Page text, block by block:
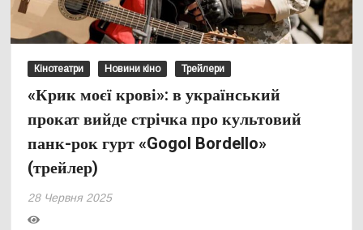
Кінотеатри Новини кіно Трейлери
«Крик моєї крові»: в український
прокат вийде стрічка про культовий
панк-рок гурт «Gogol Bordello»
(трейлер)
28 Червня 2025